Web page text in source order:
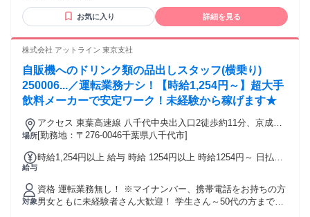
お気に入り 詳細を見る
株式会社 アットライン 東京支社
自販機へのドリンク類の品出しスタッフ(横乗り)
250006...／運転業務ナシ！【時給1,254円～】超大手
飲料メーカーで安定ワーク！未経験から稼げます★
場所
アクセス 東葉高速線 八千代中央出入口2徒歩約11分、京成本
線 京成大和田北口徒歩約19分、東葉高速線 村上（千葉県）徒
18分八千代中央駅から徒歩15分 バスで8分
[勤務地：〒276-0046千葉県八千代市]
給与
時給1,254円以上 給与 時給 1254円以上 時給1254円～ 日払い
対象
資格 運転業務無し！ ※マイナンバー、携帯電話をお持ちの方
男女ともに未経験者さん大歓迎！ 学生さん～50代の方まで幅